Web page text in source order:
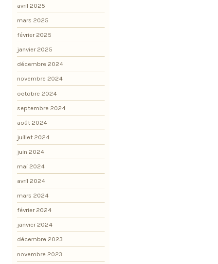
avril 2025
mars 2025
février 2025
janvier 2025
décembre 2024
novembre 2024
octobre 2024
septembre 2024
août 2024
juillet 2024
juin 2024
mai 2024
avril 2024
mars 2024
février 2024
janvier 2024
décembre 2023
novembre 2023